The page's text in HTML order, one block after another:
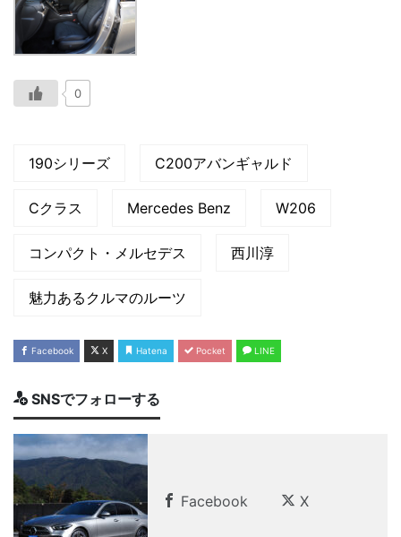
0
190シリーズ C200アバンギャルド
Cクラス Mercedes Benz W206
コンパクト・メルセデス 西川淳
魅力あるクルマのルーツ
Facebook X Hatena Pocket LINE
SNSでフォローする
Facebook X